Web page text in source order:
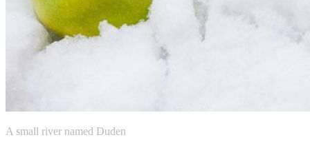
A small river named Duden